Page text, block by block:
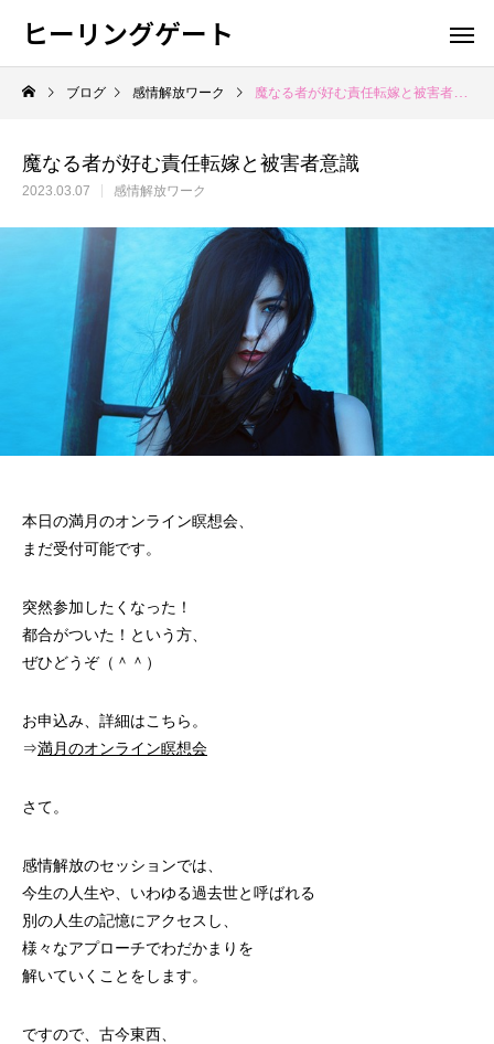
ヒーリングゲート
ブログ 感情解放ワーク 魔なる者が好む責任転嫁と被害者意識
魔なる者が好む責任転嫁と被害者意識
2023.03.07 感情解放ワーク
本日の満月のオンライン瞑想会、
まだ受付可能です。
突然参加したくなった！
都合がついた！という方、
ぜひどうぞ（＾＾）
お申込み、詳細はこちら。
⇒満月のオンライン瞑想会
さて。
感情解放のセッションでは、
今生の人生や、いわゆる過去世と呼ばれる
別の人生の記憶にアクセスし、
様々なアプローチでわだかまりを
解いていくことをします。
ですので、古今東西、